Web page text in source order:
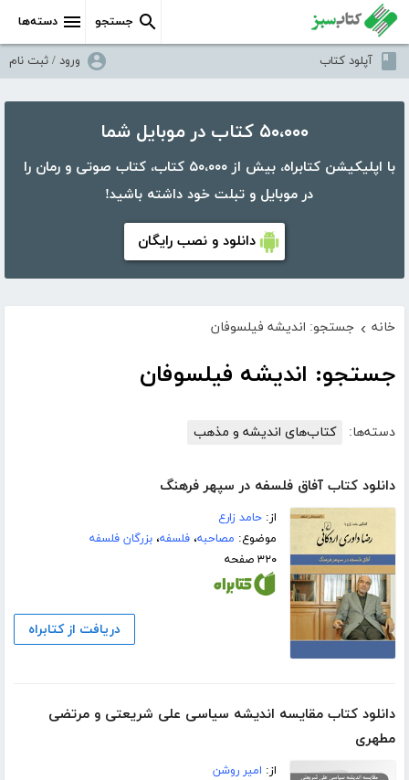
دسته‌ها جستجو
آپلود کتاب ورود / ثبت نام
۵۰،۰۰۰ کتاب در موبایل شما
با اپلیکیشن کتابراه، بیش از ۵۰،۰۰۰ کتاب، کتاب صوتی و رمان را
در موبایل و تبلت خود داشته باشید!
دانلود و نصب رایگان
خانه › جستجو: اندیشه فیلسوفان
جستجو: اندیشه فیلسوفان
دسته‌ها: کتاب‌های اندیشه و مذهب
دانلود کتاب آفاق فلسفه در سپهر فرهنگ
از:حامد زارع
موضوع: مصاحبه،فلسفه،بزرگان فلسفه
۳۲۰ صفحه
دریافت از کتابراه
دانلود کتاب مقایسه اندیشه سیاسی علی شریعتی و مرتضی
مطهری
از: امیر روشن